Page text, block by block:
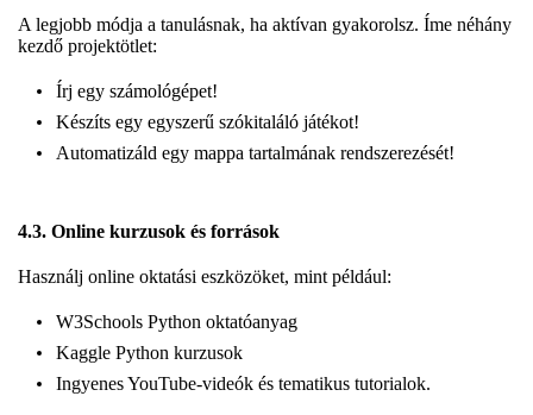
A legjobb módja a tanulásnak, ha aktívan gyakorolsz. Íme néhány
kezdő projektötlet:
Írj egy számológépet!
Készíts egy egyszerű szókitaláló játékot!
Automatizáld egy mappa tartalmának rendszerezését!
4.3. Online kurzusok és források
Használj online oktatási eszközöket, mint például:
W3Schools Python oktatóanyag
Kaggle Python kurzusok
Ingyenes YouTube-videók és tematikus tutorialok.